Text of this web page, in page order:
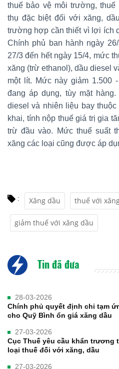
thuế bảo vệ môi trường,
thụ đặc biệt đối với xăng,
trường hợp cần thiết vì lợi ích
Chính phủ ban hành ngày
27/3 đến hết ngày 15/4, mức
xăng (trừ ethanol), dầu diesel
một lít. Mức này giảm 1.500
đang áp dụng, tùy mặt
diesel và nhiên liệu bay
khai, tính nộp thuế giá trị gia
trừ đầu vào. Mức thuế suất
xăng các loại cũng được áp
: Xăng dầu thuế với
giảm thuế với xăng dầu
Tin đã đưa
28-03-2026
Chính phủ quyết định chi tạm
cho Quỹ Bình ổn giá xăng dầu
27-03-2026
Cục Thuế yêu cầu khẩn trương
loại thuế đối với xăng, dầu
27-03-2026